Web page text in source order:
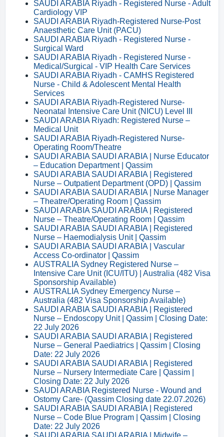
SAUDI ARABIA Riyadh - Registered Nurse - Adult
Cardiology VIP
SAUDI ARABIA Riyadh-Registered Nurse-Post
Anaesthetic Care Unit (PACU)
SAUDI ARABIA Riyadh - Registered Nurse -
Surgical Ward
SAUDI ARABIA Riyadh - Registered Nurse -
Medical/Surgical - VIP Health Care Services
SAUDI ARABIA Riyadh - CAMHS Registered
Nurse - Child & Adolescent Mental Health
Services
SAUDI ARABIA Riyadh-Registered Nurse-
Neonatal Intensive Care Unit (NICU) Level III
SAUDI ARABIA Riyadh: Registered Nurse –
Medical Unit
SAUDI ARABIA Riyadh-Registered Nurse-
Operating Room/Theatre
SAUDI ARABIA SAUDI ARABIA | Nurse Educator
– Education Department | Qassim
SAUDI ARABIA SAUDI ARABIA | Registered
Nurse – Outpatient Department (OPD) | Qassim
SAUDI ARABIA SAUDI ARABIA | Nurse Manager
– Theatre/Operating Room | Qassim
SAUDI ARABIA SAUDI ARABIA | Registered
Nurse – Theatre/Operating Room | Qassim
SAUDI ARABIA SAUDI ARABIA | Registered
Nurse – Haemodialysis Unit | Qassim
SAUDI ARABIA SAUDI ARABIA | Vascular
Access Co-ordinator | Qassim
AUSTRALIA Sydney Registered Nurse –
Intensive Care Unit (ICU/ITU) | Australia (482 Visa
Sponsorship Available)
AUSTRALIA Sydney Emergency Nurse –
Australia (482 Visa Sponsorship Available)
SAUDI ARABIA SAUDI ARABIA | Registered
Nurse – Endoscopy Unit | Qassim | Closing Date:
22 July 2026
SAUDI ARABIA SAUDI ARABIA | Registered
Nurse – General Paediatrics | Qassim | Closing
Date: 22 July 2026
SAUDI ARABIA SAUDI ARABIA | Registered
Nurse – Nursery Intermediate Care | Qassim |
Closing Date: 22 July 2026
SAUDI ARABIA Registered Nurse - Wound and
Ostomy Care- (Qassim Closing date 22.07.2026)
SAUDI ARABIA SAUDI ARABIA | Registered
Nurse – Code Blue Program | Qassim | Closing
Date: 22 July 2026